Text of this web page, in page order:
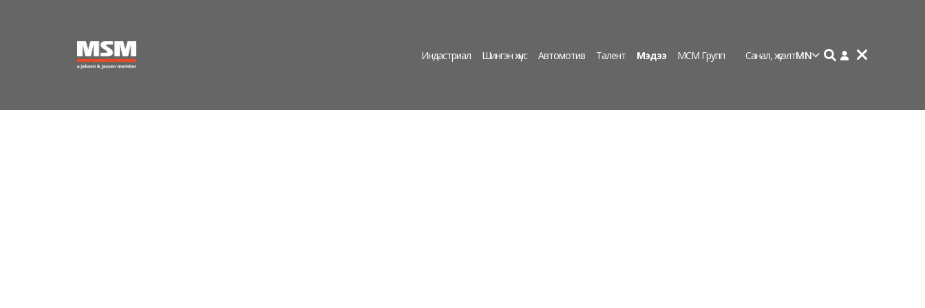
Индастриал Шингэн хүнс Автомотив Талент Мэдээ МСМ Групп Санал, хүсэлтMN